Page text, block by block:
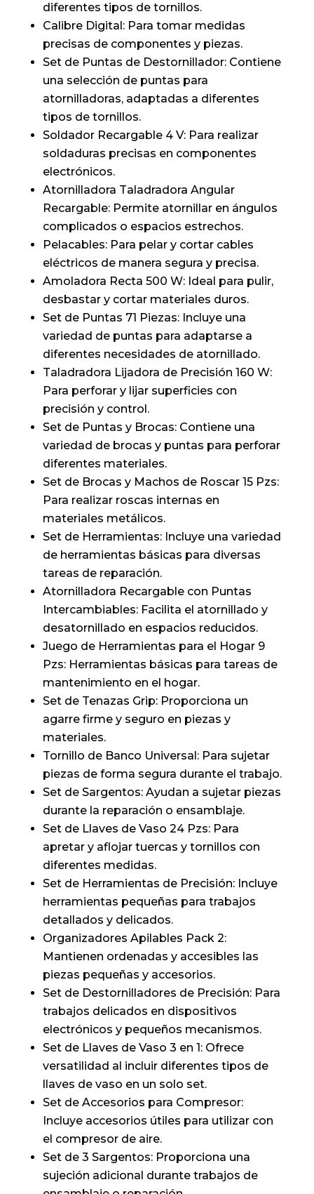
diferentes tipos de tornillos.
Calibre Digital: Para tomar medidas
precisas de componentes y piezas.
Set de Puntas de Destornillador: Contiene
una selección de puntas para
atornilladoras, adaptadas a diferentes
tipos de tornillos.
Soldador Recargable 4 V: Para realizar
soldaduras precisas en componentes
electrónicos.
Atornilladora Taladradora Angular
Recargable: Permite atornillar en ángulos
complicados o espacios estrechos.
Pelacables: Para pelar y cortar cables
eléctricos de manera segura y precisa.
Amoladora Recta 500 W: Ideal para pulir,
desbastar y cortar materiales duros.
Set de Puntas 71 Piezas: Incluye una
variedad de puntas para adaptarse a
diferentes necesidades de atornillado.
Taladradora Lijadora de Precisión 160 W:
Para perforar y lijar superficies con
precisión y control.
Set de Puntas y Brocas: Contiene una
variedad de brocas y puntas para perforar
diferentes materiales.
Set de Brocas y Machos de Roscar 15 Pzs:
Para realizar roscas internas en
materiales metálicos.
Set de Herramientas: Incluye una variedad
de herramientas básicas para diversas
tareas de reparación.
Atornilladora Recargable con Puntas
Intercambiables: Facilita el atornillado y
desatornillado en espacios reducidos.
Juego de Herramientas para el Hogar 9
Pzs: Herramientas básicas para tareas de
mantenimiento en el hogar.
Set de Tenazas Grip: Proporciona un
agarre firme y seguro en piezas y
materiales.
Tornillo de Banco Universal: Para sujetar
piezas de forma segura durante el trabajo.
Set de Sargentos: Ayudan a sujetar piezas
durante la reparación o ensamblaje.
Set de Llaves de Vaso 24 Pzs: Para
apretar y aflojar tuercas y tornillos con
diferentes medidas.
Set de Herramientas de Precisión: Incluye
herramientas pequeñas para trabajos
detallados y delicados.
Organizadores Apilables Pack 2:
Mantienen ordenadas y accesibles las
piezas pequeñas y accesorios.
Set de Destornilladores de Precisión: Para
trabajos delicados en dispositivos
electrónicos y pequeños mecanismos.
Set de Llaves de Vaso 3 en 1: Ofrece
versatilidad al incluir diferentes tipos de
llaves de vaso en un solo set.
Set de Accesorios para Compresor:
Incluye accesorios útiles para utilizar con
el compresor de aire.
Set de 3 Sargentos: Proporciona una
sujeción adicional durante trabajos de